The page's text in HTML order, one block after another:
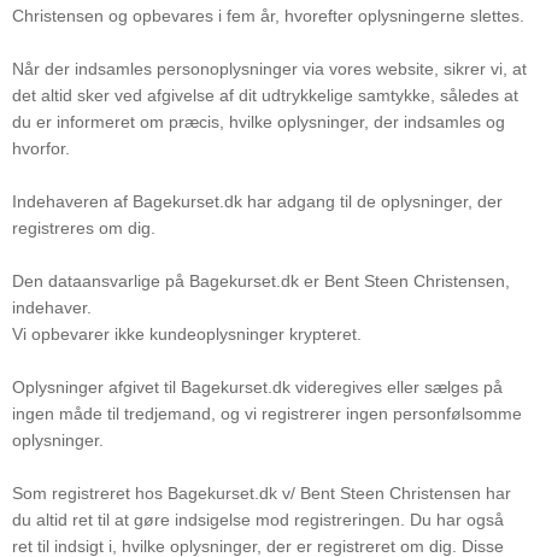
Christensen og opbevares i fem år, hvorefter oplysningerne slettes.
Når der indsamles personoplysninger via vores website, sikrer vi, at
det altid sker ved afgivelse af dit udtrykkelige samtykke, således at
du er informeret om præcis, hvilke oplysninger, der indsamles og
hvorfor.
Indehaveren af Bagekurset.dk har adgang til de oplysninger, der
registreres om dig.
Den dataansvarlige på Bagekurset.dk er Bent Steen Christensen,
indehaver.
Vi opbevarer ikke kundeoplysninger krypteret.
Oplysninger afgivet til Bagekurset.dk videregives eller sælges på
ingen måde til tredjemand, og vi registrerer ingen personfølsomme
oplysninger.
Som registreret hos Bagekurset.dk v/ Bent Steen Christensen har
du altid ret til at gøre indsigelse mod registreringen. Du har også
ret til indsigt i, hvilke oplysninger, der er registreret om dig. Disse